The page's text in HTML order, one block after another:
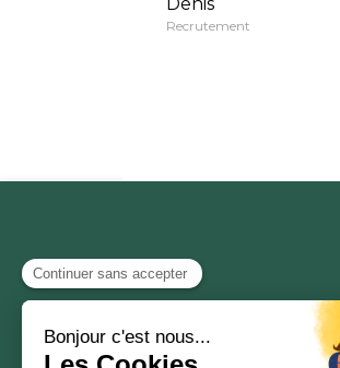
Recrutement